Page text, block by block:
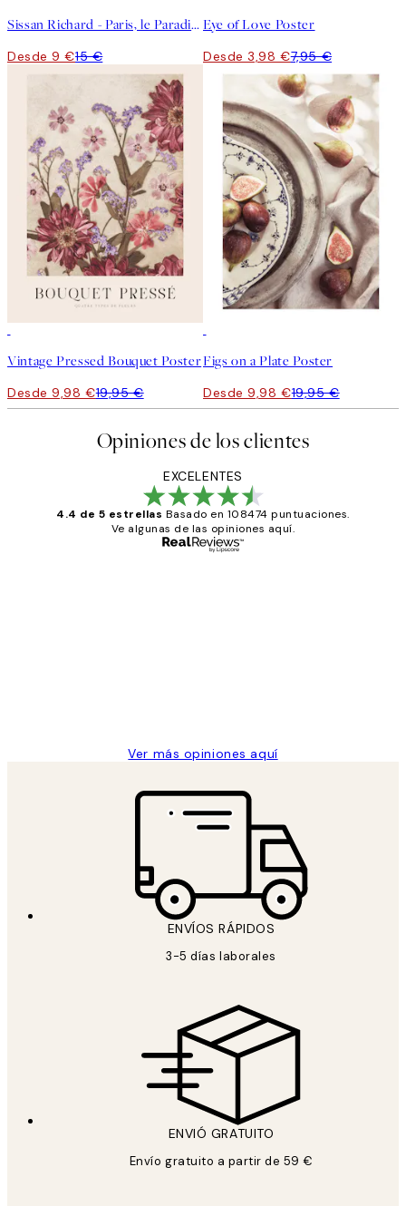
Sissan Richard - Paris, le Paradis Poster
Desde 9 €15 €
Eye of Love Poster
Desde 3,98 €7,95 €
Vintage Pressed Bouquet Poster
Desde 9,98 €19,95 €
Figs on a Plate Poster
Desde 9,98 €19,95 €
Opiniones de los clientes
EXCELENTES
4.4 de 5 estrellas Basado en 108474 puntuaciones.
Ve algunas de las opiniones aquí.
Ver más opiniones aquí
ENVÍOS RÁPIDOS
3-5 días laborales
ENVIÓ GRATUITO
Envío gratuito a partir de 59 €